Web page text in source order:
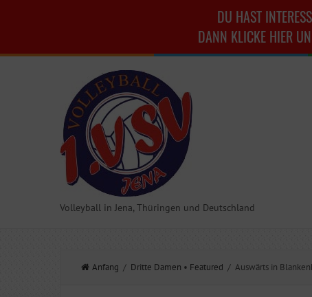
DU HAST
DANN KLICKE HIER
Volleyball in Jena, Thüringen und Deutschland
Anfang / Dritte Damen • Featured / Auswärts in